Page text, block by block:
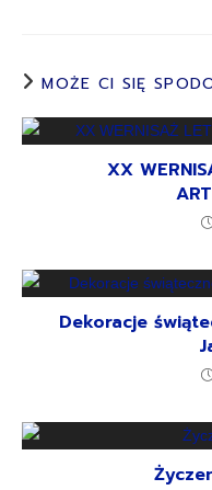
MOŻE CI SIĘ
XX
Dekoracje